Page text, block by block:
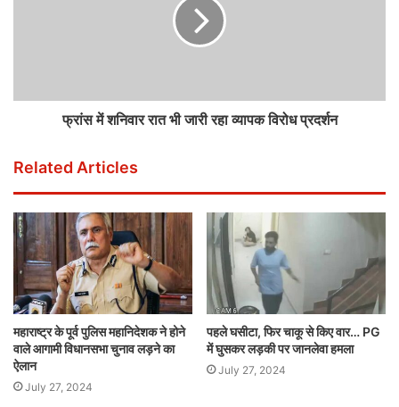
फ्रांस में शनिवार रात भी जारी रहा व्यापक विरोध प्रदर्शन
Related Articles
महाराष्ट्र के पूर्व पुलिस महानिदेशक ने होने
वाले आगामी विधानसभा चुनाव लड़ने का
ऐलान
July 27, 2024
पहले घसीटा, फिर चाकू से किए वार… PG
में घुसकर लड़की पर जानलेवा हमला
July 27, 2024